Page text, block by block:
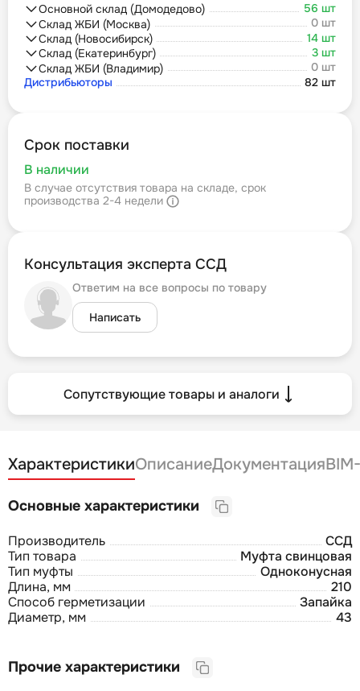
Основной склад (Домодедово)
56 шт
Склад ЖБИ (Москва)
0 шт
Склад (Новосибирск)
14 шт
Склад (Екатеринбург)
3 шт
Склад ЖБИ (Владимир)
0 шт
Дистрибьюторы
82 шт
Срок поставки
В наличии
В случае отсутствия товара на складе, срок
производства 2-4 недели
Консультация эксперта ССД
Ответим на все вопросы по товару
Написать
Сопутствующие товары и аналоги
ХарактеристикиОписаниеДокументация
Основные характеристики
Производитель
ССД
Тип товара
Муфта свинцовая
Тип муфты
Одноконусная
Длина, мм
210
Способ герметизации
Запайка
Диаметр, мм
43
Прочие характеристики